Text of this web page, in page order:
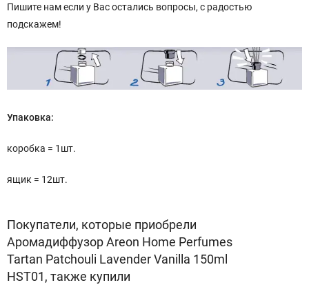
Пишите нам если у Вас остались вопросы, с радостью
подскажем!
Упаковка:
коробка = 1шт.
ящик = 12шт.
Покупатели, которые приобрели
Аромадиффузор Areon Home Perfumes
Tartan Patchouli Lavender Vanilla 150ml
HST01, также купили